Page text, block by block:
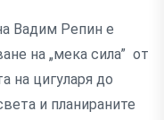
Вадим Репин е
на „мека сила” от
на цигуларя до
и планираните